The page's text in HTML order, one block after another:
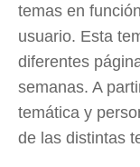
temas en
usuario. Esta
diferentes
semanas. A
temática y
de las distintas